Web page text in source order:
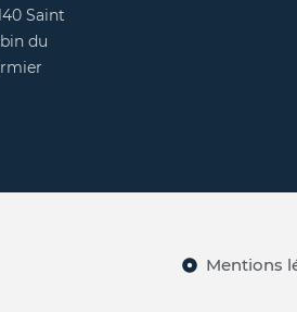
Saint
du
Mentions